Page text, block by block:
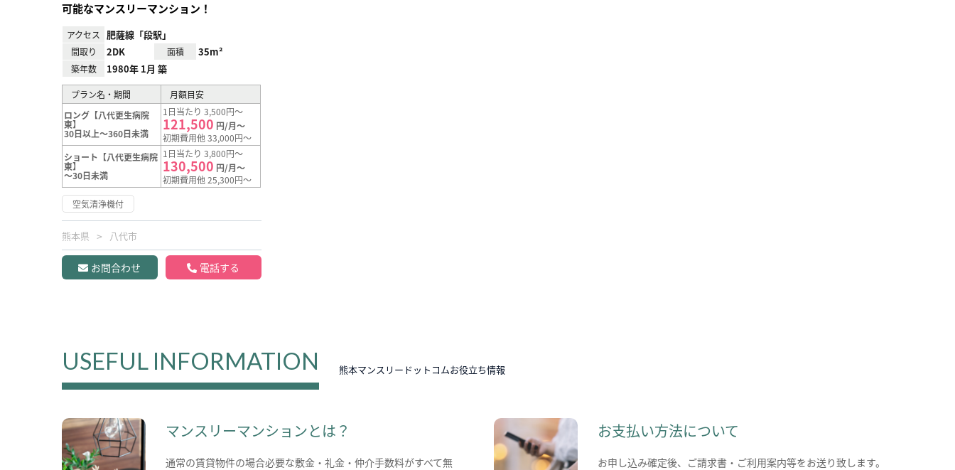
可能なマンスリーマンション！
アクセス 肥薩線「段駅」
間取り 2DK 面積 35m²
築年数 1980年 1月 築
プラン名・期間
月額目安
ロング【八代更生病院
東】
30日以上～360日未満
1日当たり 3,500円～
121,500 円/月～
初期費用他 33,000円～
ショート【八代更生病院
東】
～30日未満
1日当たり 3,800円～
130,500 円/月～
初期費用他 25,300円～
空気清浄機付
熊本県 八代市
お問合わせ 電話する
USEFUL INFORMATION 熊本マンスリードットコムお役立ち情報
マンスリーマンションとは？
通常の賃貸物件の場合必要な敷金・礼金・仲介手数料がすべて無
お支払い方法について
お申し込み確定後、ご請求書・ご利用案内等をお送り致します。